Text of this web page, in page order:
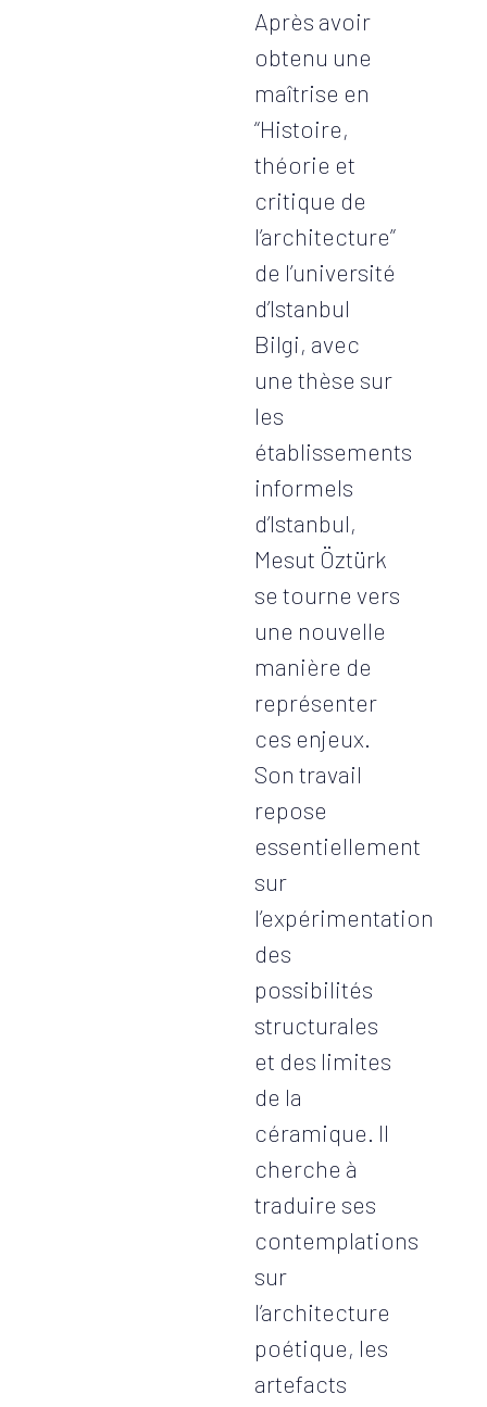
Après avoir
obtenu une
maîtrise en
“Histoire,
théorie et
critique de
l’architecture”
de l’université
d’Istanbul
Bilgi, avec
une thèse sur
les
établissements
informels
d’Istanbul,
Mesut Öztürk
se tourne vers
une nouvelle
manière de
représenter
ces enjeux.
Son travail
repose
essentiellement
sur
l’expérimentation
des
possibilités
structurales
et des limites
de la
céramique. Il
cherche à
traduire ses
contemplations
sur
l’architecture
poétique, les
artefacts